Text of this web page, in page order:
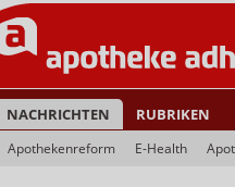
NACHRICHTEN RUBRIKEN
Apothekenreform E-Health